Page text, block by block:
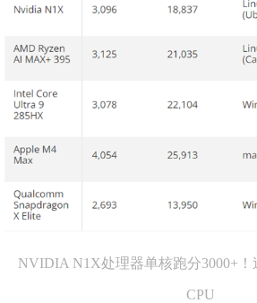
NVIDIA N1X处理器单核跑分3000+
CPU